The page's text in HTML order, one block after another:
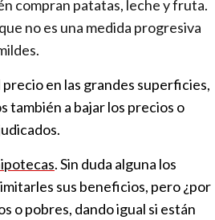
compran patatas, leche y fruta.
no es una medida progresiva
en las grandes superficies,
también a bajar los precios o
. Sin duda alguna los
sus beneficios, pero ¿por
o pobres, dando igual si están